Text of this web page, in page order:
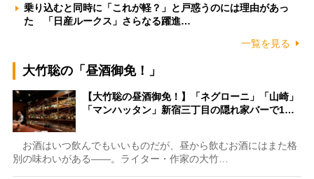
乗り込むと同時に「これが軽？」と戸惑うのには理由があっ
た 「日産ルークス」さらなる躍進…
一覧を見る
大竹聡の「昼酒御免！」
【大竹聡の昼酒御免！】「ネグローニ」「山崎」
「マンハッタン」新宿三丁目の隠れ家バーで1…
お酒はいつ飲んでもいいものだが、昼から飲むお酒にはまた格
別の味わいがある――。ライター・作家の大竹…